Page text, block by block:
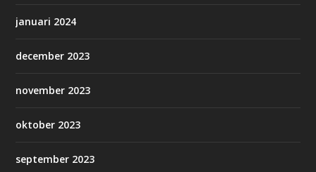
januari 2024
december 2023
november 2023
oktober 2023
september 2023